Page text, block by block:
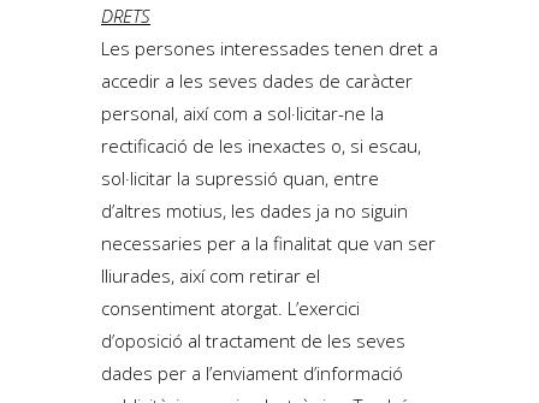
DRETS
Les persones interessades tenen dret a
accedir a les seves dades de caràcter
personal, així com a sol·licitar-ne la
rectificació de les inexactes o, si escau,
sol·licitar la supressió quan, entre
d’altres motius, les dades ja no siguin
necessaries per a la finalitat que van ser
lliurades, així com retirar el
consentiment atorgat. L’exercici
d’oposició al tractament de les seves
dades per a l’enviament d’informació